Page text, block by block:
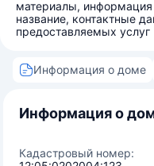
материалы,
название, контактные
предоставляемых услуг
Информация о доме
Информация о
Кадастровый номер: